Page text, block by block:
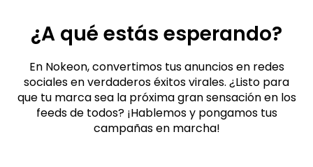
¿A qué estás esperando?
En Nokeon, convertimos tus anuncios en redes
sociales en verdaderos éxitos virales. ¿Listo para
que tu marca sea la próxima gran sensación en los
feeds de todos? ¡Hablemos y pongamos tus
campañas en marcha!